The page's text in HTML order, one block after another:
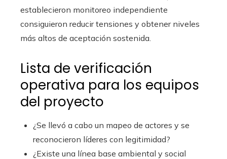
establecieron monitoreo independiente
consiguieron reducir tensiones y obtener niveles
más altos de aceptación sostenida.
Lista de verificación
operativa para los equipos
del proyecto
¿Se llevó a cabo un mapeo de actores y se
reconocieron líderes con legitimidad?
¿Existe una línea base ambiental y social